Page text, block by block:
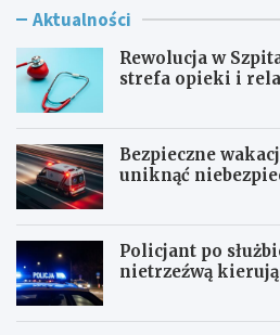
Aktualności
Rewolucja w
strefa opieki i
Bezpieczne
uniknąć
Policjant po
nietrzeźwą